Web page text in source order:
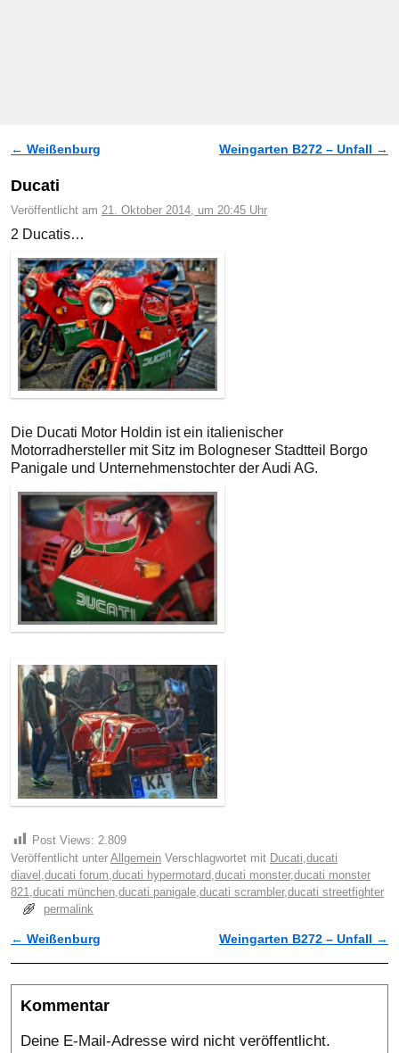
Artikelnavigation
← Weißenburg Weingarten B272 – Unfall →
Ducati
Veröffentlicht am 21. Oktober 2014, um 20:45 Uhr
2 Ducatis…
Die Ducati Motor Holdin ist ein italienischer
Motorradhersteller mit Sitz im Bologneser Stadtteil Borgo
Panigale und Unternehmenstochter der Audi AG.
Post Views: 2.809
Veröffentlicht unter Allgemein Verschlagwortet mit Ducati,ducati
diavel ,ducati forum,ducati hypermotard,ducati monster,ducati monster
821,ducati münchen,ducati panigale,ducati scrambler,ducati streetfighter
permalink
Artikelnavigation
← Weißenburg Weingarten B272 – Unfall →
Kommentar
Deine E-Mail-Adresse wird nicht veröffentlicht.